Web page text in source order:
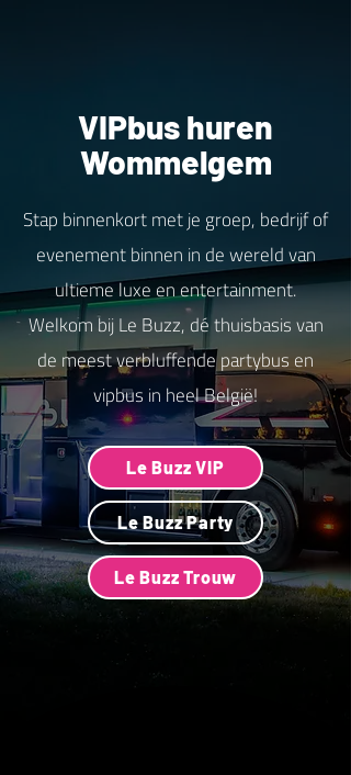
VIPbus huren
Wommelgem
Stap binnenkort met je groep, bedrijf of
evenement binnen in de wereld van
ultieme luxe en entertainment.
Welkom bij Le Buzz, dé thuisbasis van
de meest verbluffende partybus en
vipbus in heel België!
Le Buzz VIP
Le Buzz Party
Le Buzz Trouw